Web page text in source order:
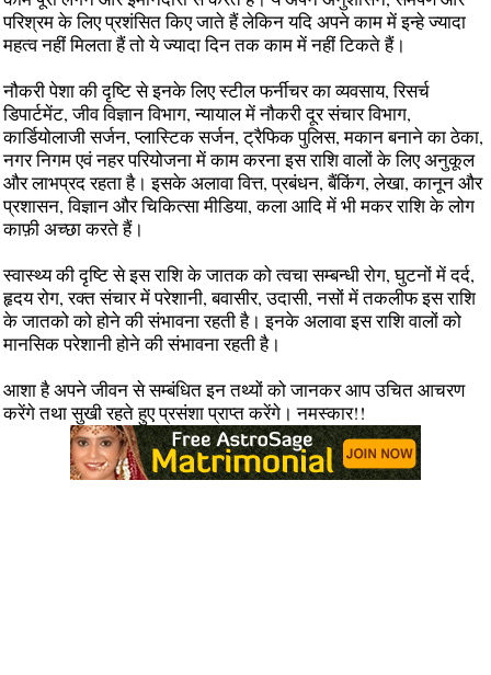
परिश्रम के लिए प्रशंसित किए जाते हैं लेकिन यदि अपने काम में इन्हे ज्यादा
महत्व नहीं मिलता हैं तो ये ज्यादा दिन तक काम में नहीं टिकते हैं।
नौकरी पेशा की दृष्टि से इनके लिए स्टील फर्नीचर का व्यवसाय, रिसर्च
डिपार्टमेंट, जीव विज्ञान विभाग, न्यायाल में नौकरी दूर संचार विभाग,
कार्डियोलाजी सर्जन, प्लास्टिक सर्जन, ट्रैफिक पुलिस, मकान बनाने का ठेका,
नगर निगम एवं नहर परियोजना में काम करना इस राशि वालों के लिए अनुकूल
और लाभप्रद रहता है। इसके अलावा वित्त, प्रबंधन, बैंकिंग, लेखा, कानून और
प्रशासन, विज्ञान और चिकित्सा मीडिया, कला आदि में भी मकर राशि के लोग
काफ़ी अच्छा करते हैं।
स्वास्थ्य की दृष्टि से इस राशि के जातक को त्वचा सम्बन्धी रोग, घुटनों में दर्द,
हृदय रोग, रक्त संचार में परेशानी, बवासीर, उदासी, नसों में तकलीफ इस राशि
के जातको को होने की संभावना रहती है। इनके अलावा इस राशि वालों को
मानसिक परेशानी होने की संभावना रहती है।
आशा है अपने जीवन से सम्बंधित इन तथ्यों को जानकर आप उचित आचरण
करेंगे तथा सुखी रहते हुए प्रसंशा प्राप्त करेंगे। नमस्कार!!